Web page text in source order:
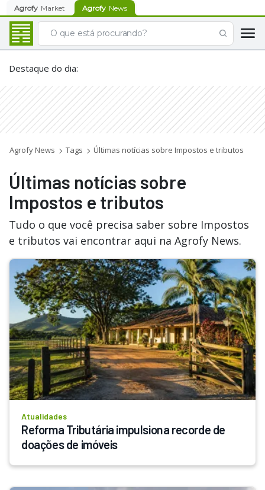
Agrofy Market Agrofy News
Destaque do dia:
Agrofy News Tags Últimas notícias sobre Impostos e tributos
Últimas notícias sobre
Impostos e tributos
Tudo o que você precisa saber sobre Impostos
e tributos vai encontrar aqui na Agrofy News.
Atualidades
Reforma Tributária impulsiona recorde de
doações de imóveis